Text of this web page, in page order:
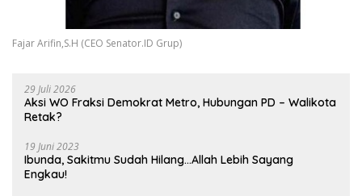
Fajar Arifin,S.H (CEO Senator.ID Grup)
29 Juli 2026
Aksi WO Fraksi Demokrat Metro, Hubungan PD – Walikota
Retak?
19 Juni 2023
Ibunda, Sakitmu Sudah Hilang…Allah Lebih Sayang
Engkau!